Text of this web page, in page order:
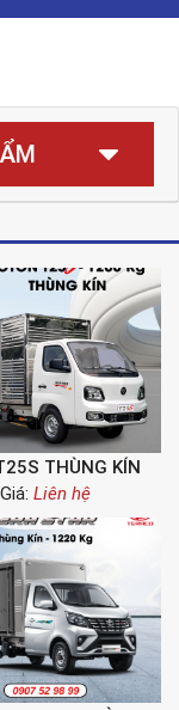
THÙNG KÍN
Giá: Liên hệ